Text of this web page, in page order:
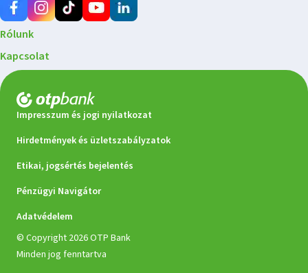
még mindig a legjobb választás-e számodra. 2026‑tól ebben már a
saját bankod is segít: a díjkimutatásoddal együtt tájékoztatást
nyújt arról, ha az előző évi tranzakciós szokásaid alapján
kedvezőbb számlacsomag érhető el számodra.
Rólunk
Kapcsolat
Impresszum és jogi nyilatkozat
Hirdetmények és üzletszabályzatok
Etikai, jogsértés bejelentés
Pénzügyi Navigátor
Adatvédelem
© Copyright 2026 OTP Bank
Minden jog fenntartva